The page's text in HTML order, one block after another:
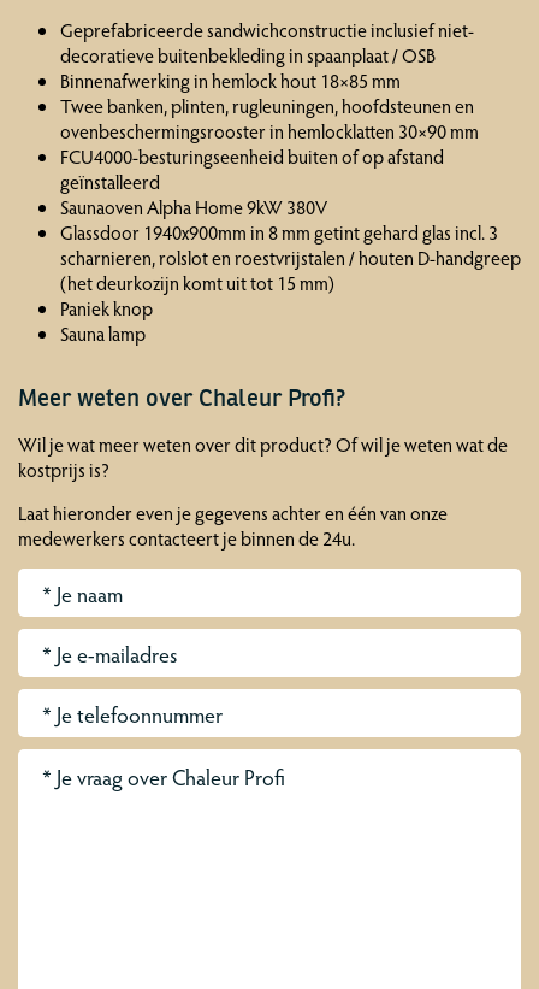
Meer weten over Chaleur Profi?
Wil je wat meer weten over dit product? Of wil je weten wat de
kostprijs is?
Laat hieronder even je gegevens achter en één van onze
medewerkers contacteert je binnen de 24u.
Geprefabriceerde sandwichconstructie inclusief niet-
decoratieve buitenbekleding in spaanplaat / OSB
Binnenafwerking in hemlock hout 18×85 mm
Twee banken, plinten, rugleuningen, hoofdsteunen en
ovenbeschermingsrooster in hemlocklatten 30×90 mm
FCU4000-besturingseenheid buiten of op afstand
geïnstalleerd
Saunaoven Alpha Home 9kW 380V
Glassdoor 1940x900mm in 8 mm getint gehard glas incl. 3
scharnieren, rolslot en roestvrijstalen / houten D-handgreep
(het deurkozijn komt uit tot 15 mm)
Paniek knop
Sauna lamp